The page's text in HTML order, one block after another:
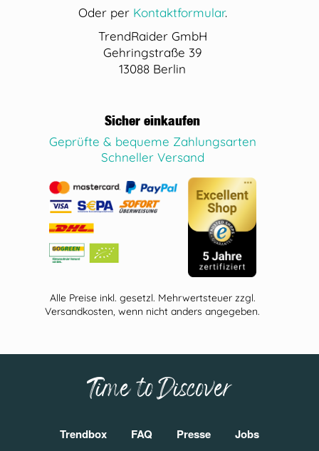
Oder per Kontaktformular.
TrendRaider GmbH
Gehringstraße 39
13088 Berlin
Sicher einkaufen
Geprüfte & bequeme Zahlungsarten
Schneller Versand
Alle Preise inkl. gesetzl. Mehrwertsteuer zzgl.
Versandkosten, wenn nicht anders angegeben.
Time to Discover
Trendbox FAQ Presse Jobs